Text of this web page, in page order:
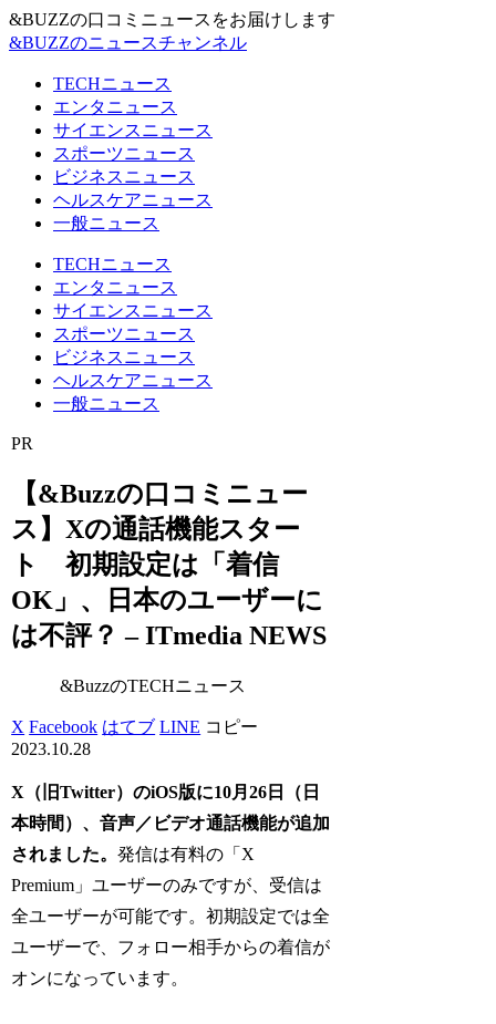
&BUZZの口コミニュースをお届けします
&BUZZのニュースチャンネル
TECHニュース
エンタニュース
サイエンスニュース
スポーツニュース
ビジネスニュース
ヘルスケアニュース
一般ニュース
TECHニュース
エンタニュース
サイエンスニュース
スポーツニュース
ビジネスニュース
ヘルスケアニュース
一般ニュース
PR
【&Buzzの口コミニュー
ス】Xの通話機能スター
ト 初期設定は「着信
OK」、日本のユーザーに
は不評？ – ITmedia NEWS
&BuzzのTECHニュース
X Facebook はてブ LINE コピー
2023.10.28
X（旧Twitter）のiOS版に10月26日（日
本時間）、音声／ビデオ通話機能が追加
されました。発信は有料の「X
Premium」ユーザーのみですが、受信は
全ユーザーが可能です。初期設定では全
ユーザーで、フォロー相手からの着信が
オンになっています。